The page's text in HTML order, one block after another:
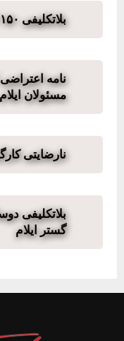
بلاتکلیفی ۱۵۰ کارگر فاز دوم پالایشگاه گاز ایلام
نامه
مسئولان ایلام
نارضایتی
بلاتکلیفی
گستر ایلام